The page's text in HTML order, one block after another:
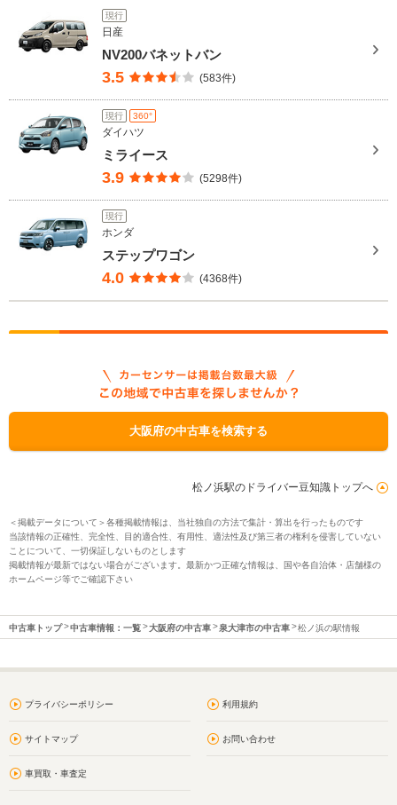
現行
日産
NV200バネットバン
3.5 (583件)
現行 360°
ダイハツ
ミライース
3.9 (5298件)
現行
ホンダ
ステップワゴン
4.0 (4368件)
大阪府の中古車を検索する
松ノ浜駅のドライバー豆知識トップへ
＜掲載データについて＞各種掲載情報は、当社独自の方法で集計・算出を行ったものです
当該情報の正確性、完全性、目的適合性、有用性、適法性及び第三者の権利を侵害していない
ことについて、一切保証しないものとします
掲載情報が最新ではない場合がございます。最新かつ正確な情報は、国や各自治体・店舗様の
ホームページ等でご確認下さい
中古車トップ 中古車情報：一覧 大阪府の中古車 泉大津市の中古車 松ノ浜の駅情報
プライバシーポリシー 利用規約
サイトマップ お問い合わせ
車買取・車査定